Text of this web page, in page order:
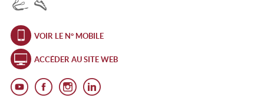
VOIR LE N° MOBILE
ACCÉDER AU SITE WEB